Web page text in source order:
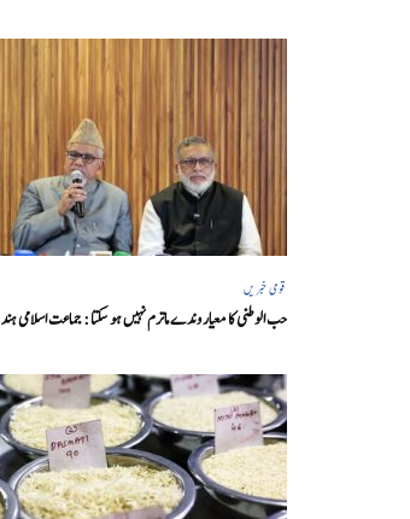
قومی خبریں
حب الوطنی کا معیار وندے ماترم نہیں ہو سکتا : جماعت اسلامی ہند